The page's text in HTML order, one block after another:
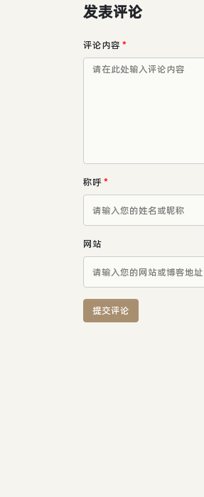
发表评论
评论内容 *
称呼*
网站
提交评论